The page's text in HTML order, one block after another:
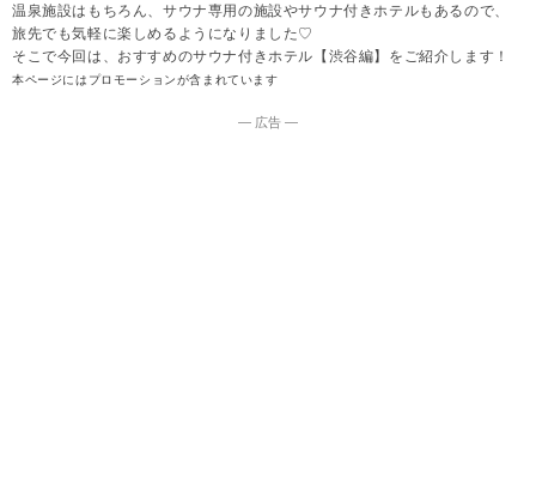
温泉施設はもちろん、サウナ専用の施設やサウナ付きホテルもあるので、
旅先でも気軽に楽しめるようになりました♡
そこで今回は、おすすめのサウナ付きホテル【渋谷編】をご紹介します！
本ページにはプロモーションが含まれています
― 広告 ―